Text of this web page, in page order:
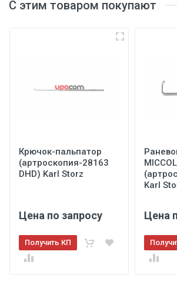
С этим товаром покупают
Крючок-пальпатор
(артроскопия-28163
DHD) Karl Storz
Цена по запросу
Получить КП
Karl
Цена